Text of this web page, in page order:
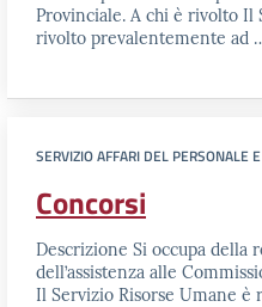
Provinciale. A chi è rivolto Il
rivolto prevalentemente ad
SERVIZIO AFFARI DEL PERSONALE
Concorsi
Descrizione Si occupa della
dell’assistenza alle
Il Servizio Risorse Umane